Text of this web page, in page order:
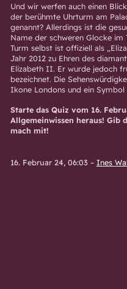
Und wir werfen auch einen
der berühmte Uhrturm am
genannt? Allerdings ist die
Name der schweren Glocke im
Turm selbst ist offiziell als
Jahr 2012 zu Ehren des
Elizabeth II. Er wurde jedoch
bezeichnet. Die
Ikone Londons und ein Symbol
Starte das Quiz vom 16.
Allgemeinwissen heraus! Gib
mach mit!
16. Februar 24, 06:03– Ines